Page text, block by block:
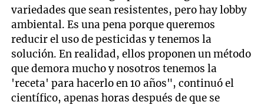
variedades que sean resistentes, pero hay lobby
ambiental. Es una pena porque queremos
reducir el uso de pesticidas y tenemos la
solución. En realidad, ellos proponen un método
que demora mucho y nosotros tenemos la
'receta' para hacerlo en 10 años", continuó el
científico, apenas horas después de que se